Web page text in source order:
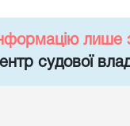
лише
судової